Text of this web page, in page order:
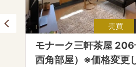
売買
モナーク三軒茶屋
西角部屋）※価格変更